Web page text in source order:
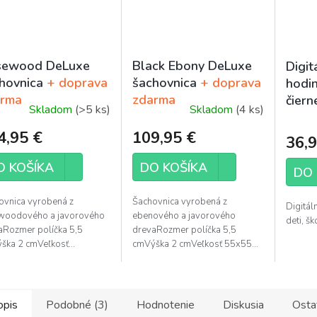
DeLuxe
+ doprava
Skladom (>5 ks)
€
KOŠÍKA
vyrobená z
a javorového
políčka 5,5
2 cmVeľkosť...
Black Ebony DeLuxe
šachovnica + doprava
zdarma
Skladom (4 ks)
109,95 €
DO KOŠÍKA
Šachovnica vyrobená z
ebenového a javorového
drevaRozmer políčka 5,5
cmVýška 2 cmVeľkosť 55x55...
je
5,0
5
DO
deti,
Podobné (3) Hodnotenie Diskusia